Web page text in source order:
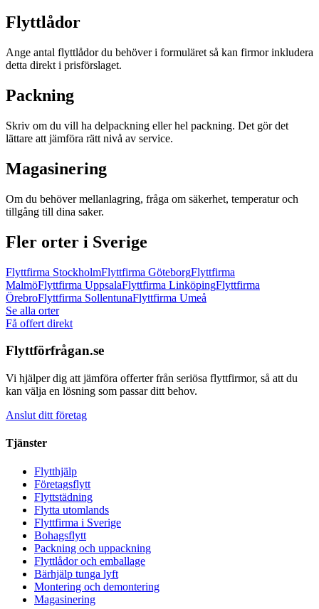
Flyttlådor
Ange antal flyttlådor du behöver i formuläret så kan firmor inkludera
detta direkt i prisförslaget.
Packning
Skriv om du vill ha delpackning eller hel packning. Det gör det
lättare att jämföra rätt nivå av service.
Magasinering
Om du behöver mellanlagring, fråga om säkerhet, temperatur och
tillgång till dina saker.
Fler orter i Sverige
Flyttfirma StockholmFlyttfirma GöteborgFlyttfirma
MalmöFlyttfirma UppsalaFlyttfirma LinköpingFlyttfirma
ÖrebroFlyttfirma SollentunaFlyttfirma Umeå
Se alla orter
Få offert direkt
Flyttförfrågan.se
Vi hjälper dig att jämföra offerter från seriösa flyttfirmor, så att du
kan välja en lösning som passar ditt behov.
Anslut ditt företag
Tjänster
Flytthjälp
Företagsflytt
Flyttstädning
Flytta utomlands
Flyttfirma i Sverige
Bohagsflytt
Packning och uppackning
Flyttlådor och emballage
Bärhjälp tunga lyft
Montering och demontering
Magasinering